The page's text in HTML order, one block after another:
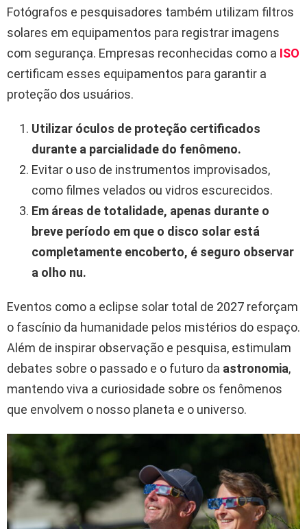
Fotógrafos e pesquisadores também utilizam filtros
solares em equipamentos para registrar imagens
com segurança. Empresas reconhecidas como a ISO
certificam esses equipamentos para garantir a
proteção dos usuários.
Utilizar óculos de proteção certificados
durante a parcialidade do fenômeno.
Evitar o uso de instrumentos improvisados,
como filmes velados ou vidros escurecidos.
Em áreas de totalidade, apenas durante o
breve período em que o disco solar está
completamente encoberto, é seguro observar
a olho nu.
Eventos como a eclipse solar total de 2027 reforçam
o fascínio da humanidade pelos mistérios do espaço.
Além de inspirar observação e pesquisa, estimulam
debates sobre o passado e o futuro da astronomia,
mantendo viva a curiosidade sobre os fenômenos
que envolvem o nosso planeta e o universo.